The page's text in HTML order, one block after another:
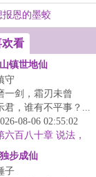
报恩的墨蛟
看
镇世地仙
守
一剑，霜刃未曾
君，谁有不平事？...
08-06 02:55:02
六百八十章 说法，
道明（7.1K字奉
持~）
独步成仙
子